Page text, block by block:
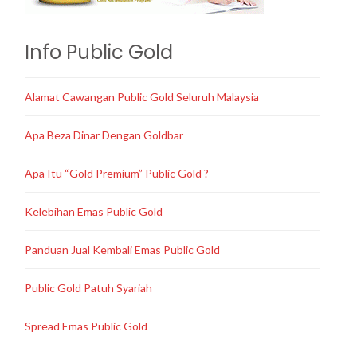
Info Public Gold
Alamat Cawangan Public Gold Seluruh Malaysia
Apa Beza Dinar Dengan Goldbar
Apa Itu “Gold Premium” Public Gold ?
Kelebihan Emas Public Gold
Panduan Jual Kembali Emas Public Gold
Public Gold Patuh Syariah
Spread Emas Public Gold